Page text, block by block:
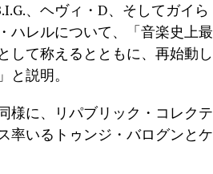
、ヘヴィ・D、そしてガイら
ハレルについて、「音楽史上最
して称えるとともに、再始動し
説明。
様に、リパブリック・コレクテ
率いるトゥンジ・バログンとケ